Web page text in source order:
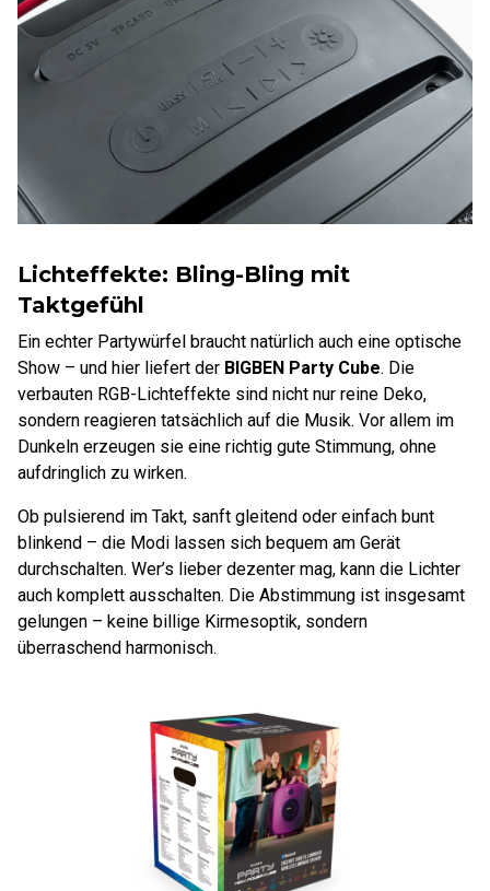
Lichteffekte: Bling-Bling mit
Taktgefühl
Ein echter Partywürfel braucht natürlich auch eine optische
Show – und hier liefert der BIGBEN Party Cube. Die
verbauten RGB-Lichteffekte sind nicht nur reine Deko,
sondern reagieren tatsächlich auf die Musik. Vor allem im
Dunkeln erzeugen sie eine richtig gute Stimmung, ohne
aufdringlich zu wirken.
Ob pulsierend im Takt, sanft gleitend oder einfach bunt
blinkend – die Modi lassen sich bequem am Gerät
durchschalten. Wer’s lieber dezenter mag, kann die Lichter
auch komplett ausschalten. Die Abstimmung ist insgesamt
gelungen – keine billige Kirmesoptik, sondern
überraschend harmonisch.